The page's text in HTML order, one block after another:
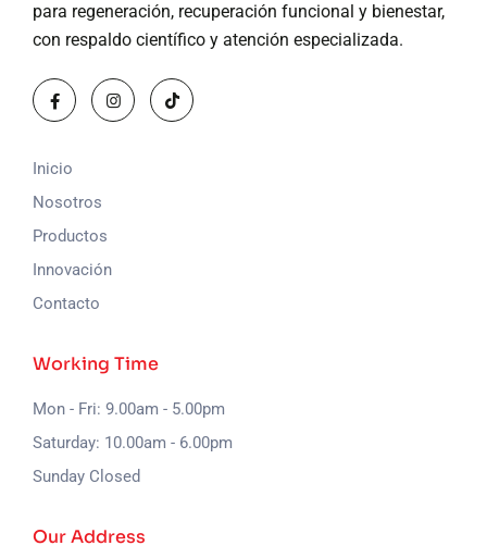
para regeneración, recuperación funcional y bienestar,
con respaldo científico y atención especializada.
Inicio
Nosotros
Productos
Innovación
Contacto
Working Time
Mon - Fri: 9.00am - 5.00pm
Saturday: 10.00am - 6.00pm
Sunday Closed
Our Address